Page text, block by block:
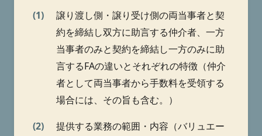
(1)
譲り渡し側・譲り受け側の両当事者と契
約を締結し双方に助言する仲介者、一方
当事者のみと契約を締結し一方のみに助
言するFAの違いとそれぞれの特徴（仲介
者として両当事者から手数料を受領する
場合には、その旨も含む。）
(2)
提供する業務の範囲・内容（バリュエー